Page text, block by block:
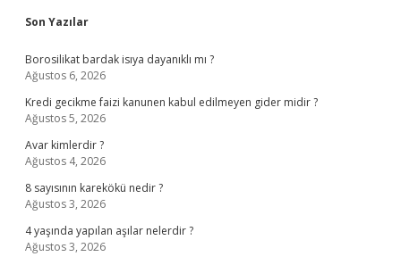
Sidebar
Son Yazılar
Borosilikat bardak isıya dayanıklı mı ?
Ağustos 6, 2026
Kredi gecikme faizi kanunen kabul edilmeyen gider midir ?
Ağustos 5, 2026
Avar kimlerdir ?
Ağustos 4, 2026
8 sayısının karekökü nedir ?
Ağustos 3, 2026
4 yaşında yapılan aşılar nelerdir ?
Ağustos 3, 2026